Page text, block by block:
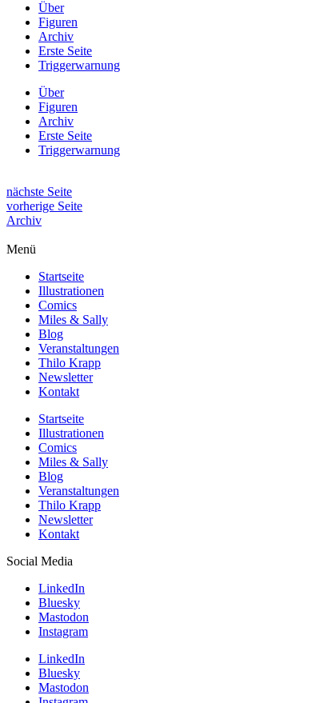
Über
Figuren
Archiv
Erste Seite
Triggerwarnung
Über
Figuren
Archiv
Erste Seite
Triggerwarnung
nächste Seite
vorherige Seite
Archiv
Menü
Startseite
Illustrationen
Comics
Miles & Sally
Blog
Veranstaltungen
Thilo Krapp
Newsletter
Kontakt
Startseite
Illustrationen
Comics
Miles & Sally
Blog
Veranstaltungen
Thilo Krapp
Newsletter
Kontakt
Social Media
LinkedIn
Bluesky
Mastodon
Instagram
LinkedIn
Bluesky
Mastodon